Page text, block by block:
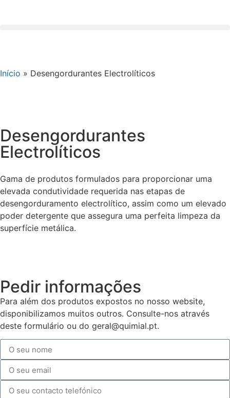
Início » Desengordurantes Electrolíticos
Desengordurantes
Electrolíticos
Gama de produtos formulados para proporcionar uma
elevada condutividade requerida nas etapas de
desengorduramento electrolítico, assim como um elevado
poder detergente que assegura uma perfeita limpeza da
superfície metálica.
Pedir informações
Para além dos produtos expostos no nosso website,
disponibilizamos muitos outros. Consulte-nos através
deste formulário ou do geral@quimial.pt.